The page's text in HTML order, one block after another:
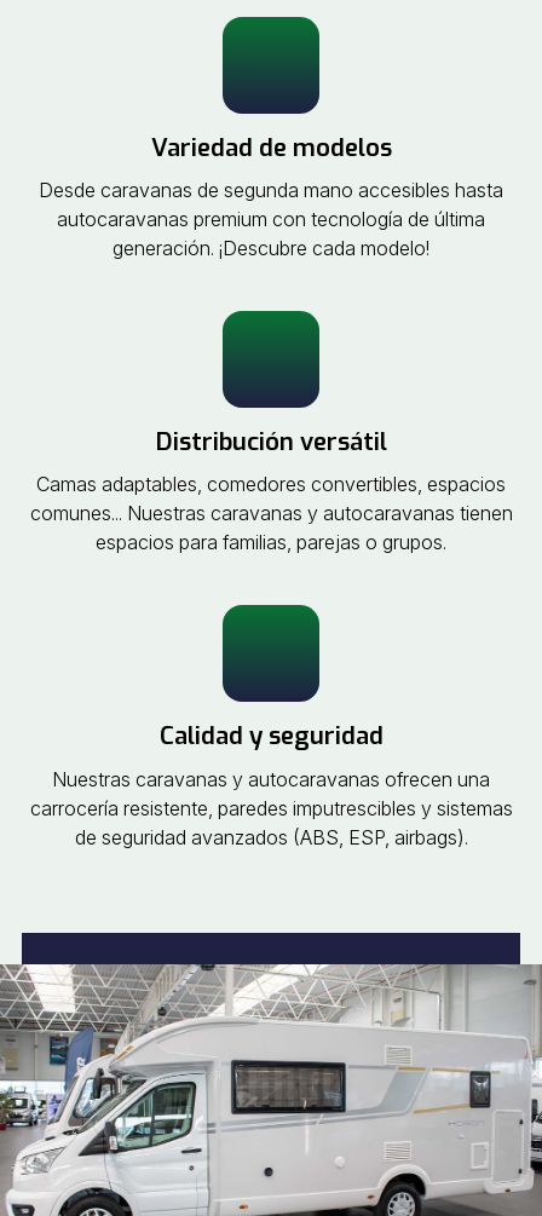
Variedad de modelos
Desde caravanas de segunda mano accesibles hasta
autocaravanas premium con tecnología de última
generación. ¡Descubre cada modelo!
Distribución versátil
Camas adaptables, comedores convertibles, espacios
comunes... Nuestras caravanas y autocaravanas tienen
espacios para familias, parejas o grupos.
Calidad y seguridad
Nuestras caravanas y autocaravanas ofrecen una
carrocería resistente, paredes imputrescibles y sistemas
de seguridad avanzados (ABS, ESP, airbags).